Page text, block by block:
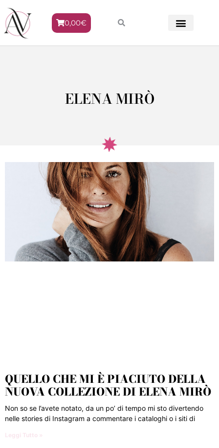
0,00€
ELENA MIRÒ
QUELLO CHE MI È PIACIUTO DELLA
NUOVA COLLEZIONE DI ELENA MIRÒ
Non so se l’avete notato, da un po’ di tempo mi sto divertendo
nelle stories di Instagram a commentare i cataloghi o i siti di
Leggi Tutto »